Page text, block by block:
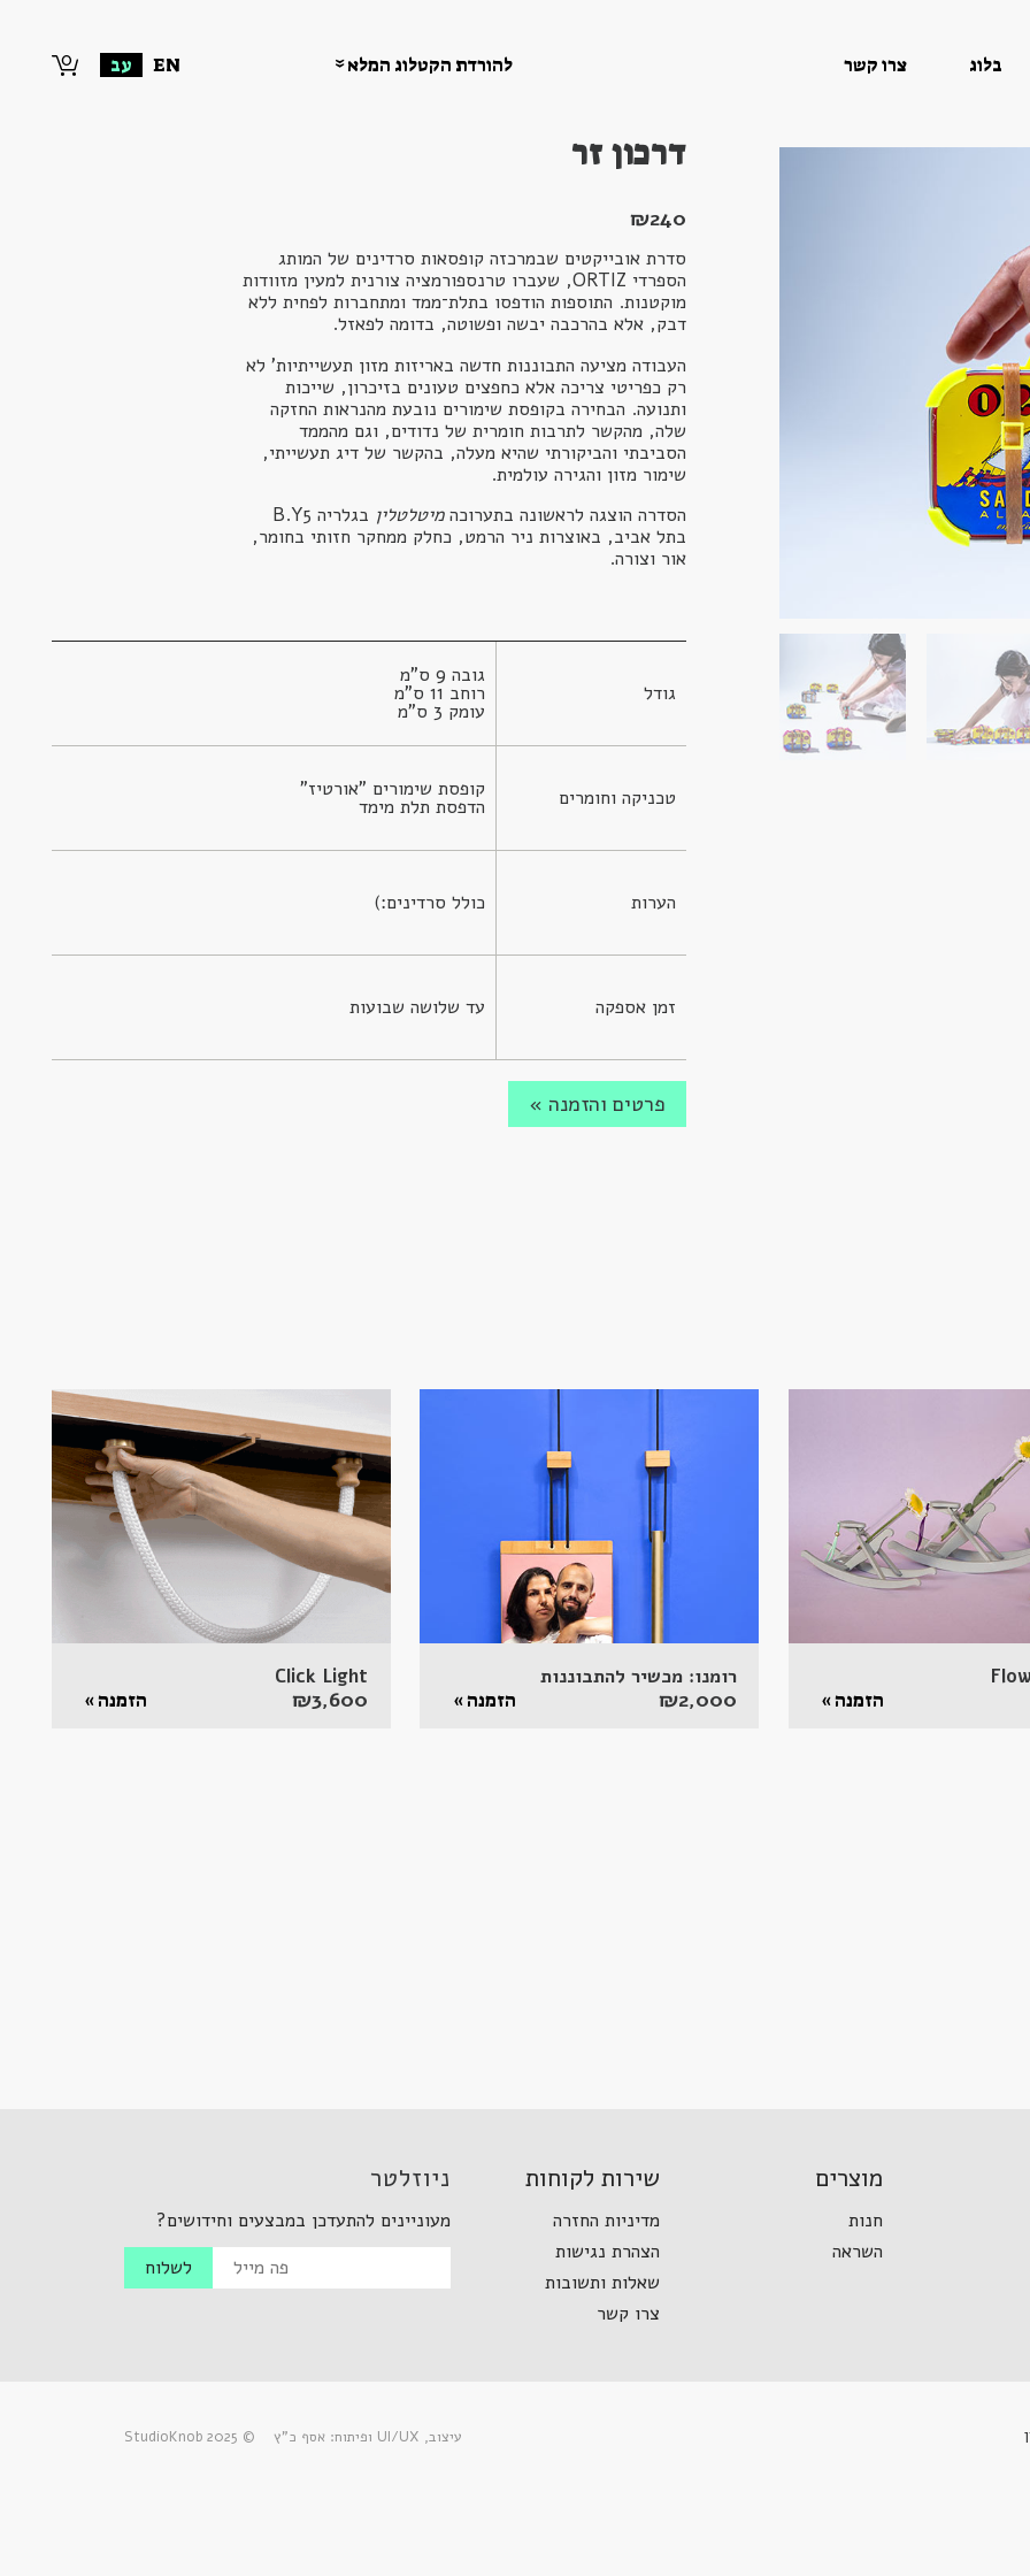
בלוג צרו קשר להורדת הקטלוג המלא EN עב 0
דרכון זר
₪240
סדרת אובייקטים שבמרכזה קופסאות סרדינים של המותג
הספרדי ORTIZ, שעברו טרנספורמציה צורנית למעין מזוודות
מוקטנות. התוספות הודפסו בתלת־ממד ומתחברות לפחית ללא
דבק, אלא בהרכבה יבשה ופשוטה, בדומה לפאזל.
העבודה מציעה התבוננות חדשה באריזות מזון תעשייתיות' לא
רק כפריטי צריכה אלא כחפצים טעונים בזיכרון, שייכות
ותנועה. הבחירה בקופסת שימורים נובעת מהנראות החזקה
שלה, מהקשר לתרבות חומרית של נדודים, וגם מהממד
הסביבתי והביקורתי שהיא מעלה, בהקשר של דיג תעשייתי,
שימור מזון והגירה עולמית.
הסדרה הוצגה לראשונה בתערוכהמיטלטלין
בגלריה B.Y5
בתל אביב, באוצרות ניר הרמט, כחלק ממחקר חזותי בחומר,
אור וצורה.
גודל
גובה 9 ס"מ
רוחב 11 ס"מ
עומק 3 ס"מ
טכניקה וחומרים קופסת שימורים "אורטיז"
הדפסת תלת מימד
הערות כולל סרדינים:)
זמן אספקה עד שלושה שבועות
פרטים והזמנה »
הזמנה »
רומנו: מכשיר להתבוננות
₪2,000 הזמנה »
Click Light
₪3,600 הזמנה »
מוצרים
חנות
השראה
שירות לקוחות
מדיניות החזרה
הצהרת נגישות
שאלות ותשובות
צרו קשר
ניוזלטר
מעוניינים להתעדכן במבצעים וחידושים?
עיצוב, UI/UX ופיתוח: אסף כ”ץ © 2025 StudioKnob